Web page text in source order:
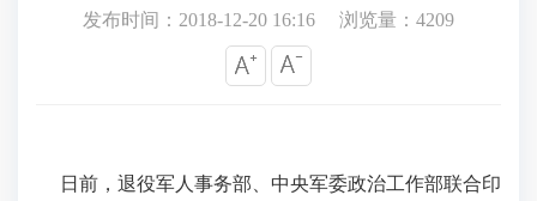
发布时间：2018-12-20 16:16
浏览量： 4209
日前，退役军人事务部、中央军委政治工作部联合印